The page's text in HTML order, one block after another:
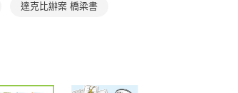
連結：https://oppay.tw/userRule
達克比辦案 橋梁書